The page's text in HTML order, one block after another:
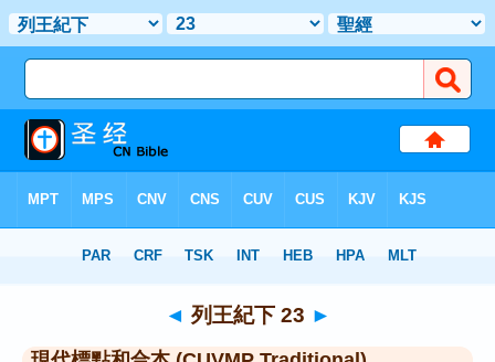
> 列王紀下 23
◄ 列王紀下 23 ►